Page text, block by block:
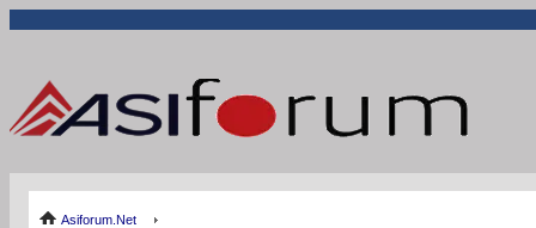
Asiforum.Net